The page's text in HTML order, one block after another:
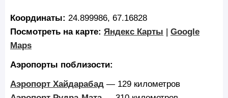
Координаты: 24.899986, 67.16828
Посмотреть на карте: Яндекс Карты | Google
Maps
Аэропорты поблизости:
Аэропорт Хайдарабад — 129 километров